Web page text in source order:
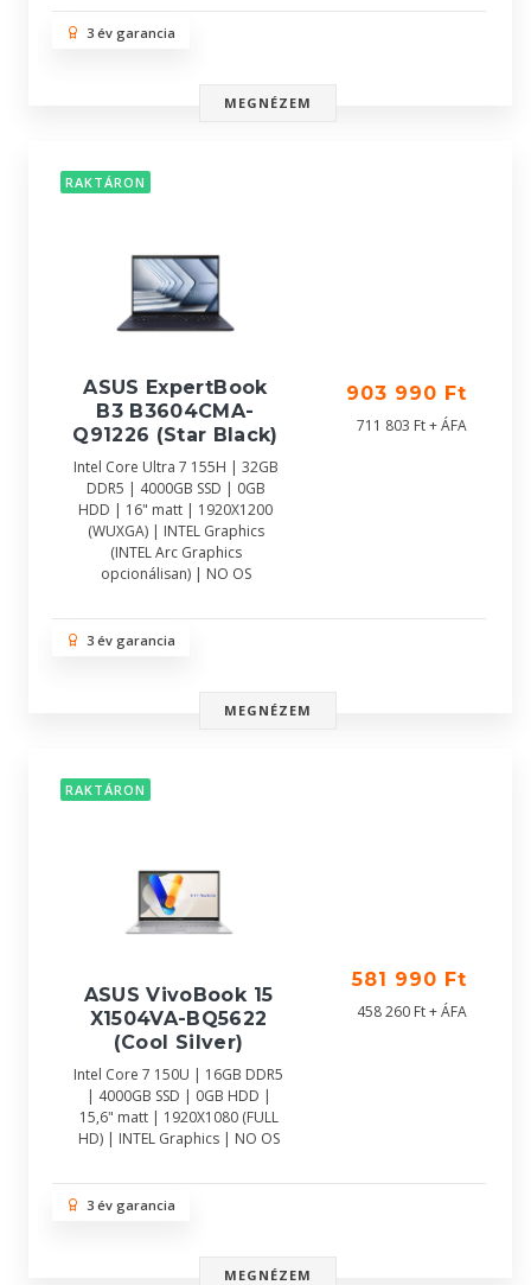
3 év garancia
MEGNÉZEM
RAKTÁRON
ASUS ExpertBook
B3 B3604CMA-
Q91226 (Star Black)
Intel Core Ultra 7 155H | 32GB
DDR5 | 4000GB SSD | 0GB
HDD | 16" matt | 1920X1200
(WUXGA) | INTEL Graphics
(INTEL Arc Graphics
opcionálisan) | NO OS
903 990 Ft
711 803 Ft + ÁFA
3 év garancia
MEGNÉZEM
RAKTÁRON
ASUS VivoBook 15
X1504VA-BQ5622
(Cool Silver)
Intel Core 7 150U | 16GB DDR5
| 4000GB SSD | 0GB HDD |
15,6" matt | 1920X1080 (FULL
HD) | INTEL Graphics | NO OS
581 990 Ft
458 260 Ft + ÁFA
3 év garancia
MEGNÉZEM